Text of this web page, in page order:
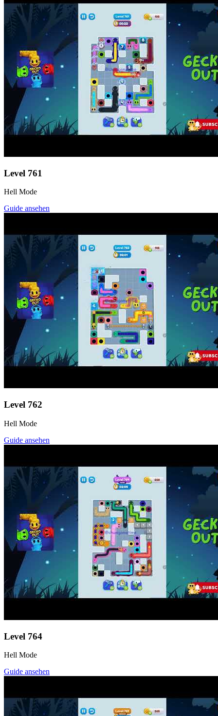
Level 761
Hell Mode
Guide ansehen
Level 762
Hell Mode
Guide ansehen
Level 764
Hell Mode
Guide ansehen